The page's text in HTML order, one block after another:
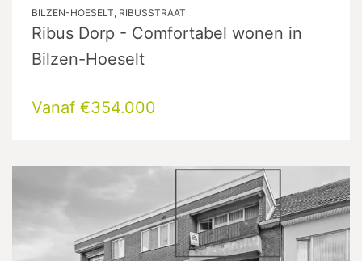
BILZEN-HOESELT, RIBUSSTRAAT
Ribus Dorp - Comfortabel wonen in
Bilzen-Hoeselt
Vanaf €354.000